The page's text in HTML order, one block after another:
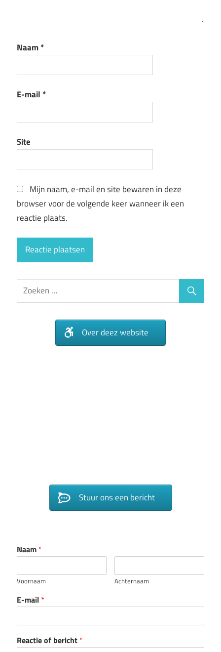
Naam*
E-mail *
Site
Mijn naam, e-mail en site bewaren in deze
browser voor de volgende keer wanneer ik een
reactie plaats.
Over deez website
Stuur ons een bericht
Naam *
Voornaam Achternaam
E-mail *
Reactie of bericht *